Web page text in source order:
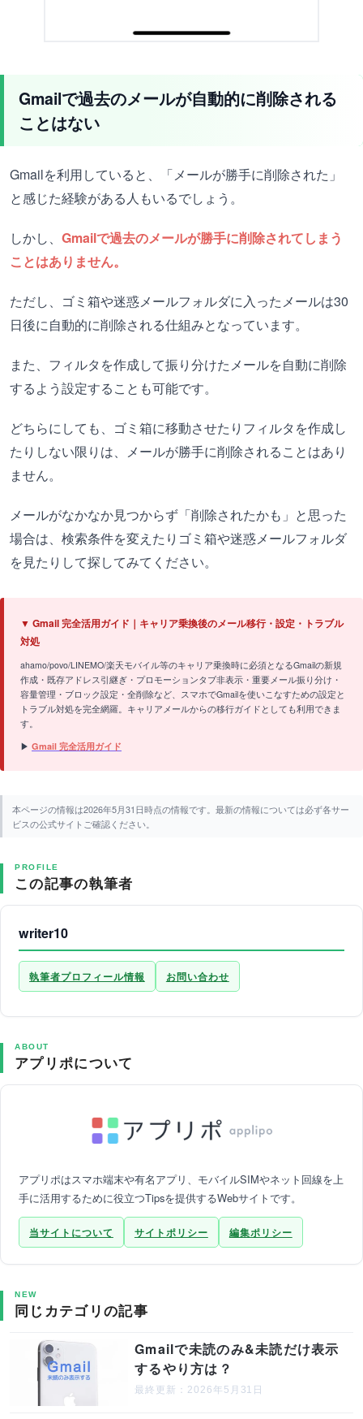
Gmailで過去のメールが自動的に削除される
ことはない
Gmailを利用していると、「メールが勝手に削除された」
と感じた経験がある人もいるでしょう。
しかし、 Gmailで過去のメールが勝手に削除されてしまう
ことはありません。
ただし、ゴミ箱や迷惑メールフォルダに入ったメールは30
日後に自動的に削除される仕組みとなっています。
また、フィルタを作成して振り分けたメールを自動に削除
するよう設定することも可能です。
どちらにしても、ゴミ箱に移動させたりフィルタを作成し
たりしない限りは、メールが勝手に削除されることはあり
ません。
メールがなかなか見つからず「削除されたかも」と思った
場合は、検索条件を変えたりゴミ箱や迷惑メールフォルダ
を見たりして探してみてください。
▼ Gmail 完全活用ガイド｜キャリア乗換後のメール移行・設定・トラブル
対処
ahamo/povo/LINEMO/楽天モバイル等のキャリア乗換時に必須となるGmailの新規
作成・既存アドレス引継ぎ・プロモーションタブ非表示・重要メール振り分け・
容量管理・ブロック設定・全削除など、スマホでGmailを使いこなすための設定と
トラブル対処を完全網羅。キャリアメールからの移行ガイドとしても利用できま
す。
▶ Gmail 完全活用ガイド
本ページの情報は2026年5月31日時点の情報です。最新の情報については必ず各サー
ビスの公式サイトご確認ください。
PROFILE
この記事の執筆者
writer10
執筆者プロフィール情報 お問い合わせ
ABOUT
アプリポについて
アプリポはスマホ端末や有名アプリ、モバイルSIMやネット回線を上
手に活用するために役立つTipsを提供するWebサイトです。
当サイトについて サイトポリシー 編集ポリシー
NEW
同じカテゴリの記事
Gmailで未読のみ&未読だけ表示
するやり方は？
最終更新：2026年5月31日